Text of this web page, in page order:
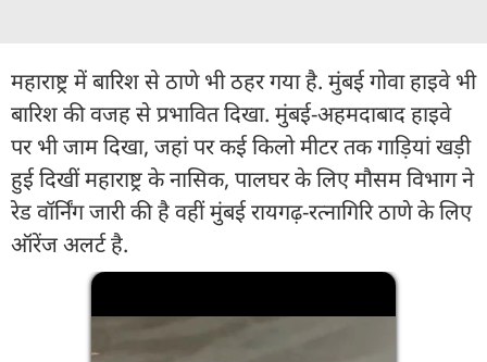
महाराष्ट्र में बारिश से ठाणे भी ठहर गया है. मुंबई गोवा हाइवे भी
बारिश की वजह से प्रभावित दिखा. मुंबई-अहमदाबाद हाइवे
पर भी जाम दिखा, जहां पर कई किलो मीटर तक गाड़ियां खड़ी
हुई दिखीं महाराष्ट्र के नासिक, पालघर के लिए मौसम विभाग ने
रेड वॉर्निंग जारी की है वहीं मुंबई रायगढ़-रत्नागिरि ठाणे के लिए
ऑरेंज अलर्ट है.